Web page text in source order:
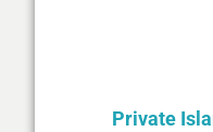
Private